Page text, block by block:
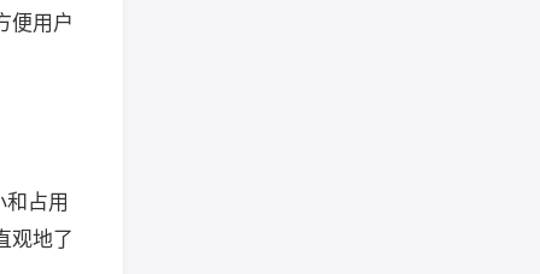
便用户
占用
观地了